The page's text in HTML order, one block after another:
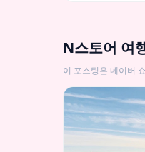
N스토어 여
이 포스팅은 네이버